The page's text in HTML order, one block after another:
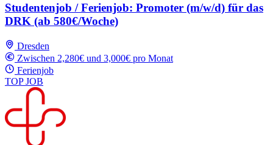
Studentenjob / Ferienjob: Promoter (m/w/d) für das
DRK (ab 580€/Woche)
Dresden
Zwischen 2,280€ und 3,000€ pro Monat
Ferienjob
TOP JOB